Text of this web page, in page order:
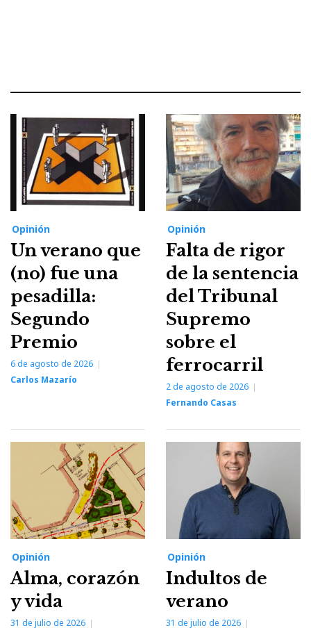
Opinión
Un verano que
(no) fue una
pesadilla:
Segundo
Premio
6 de agosto de 2026
Carlos Mazarío
Opinión
Falta de rigor
de la sentencia
del Tribunal
Supremo
sobre el
ferrocarril
2 de agosto de 2026
Fernando Casas
Opinión
Alma, corazón
y vida
31 de julio de 2026
Opinión
Indultos de
verano
31 de julio de 2026